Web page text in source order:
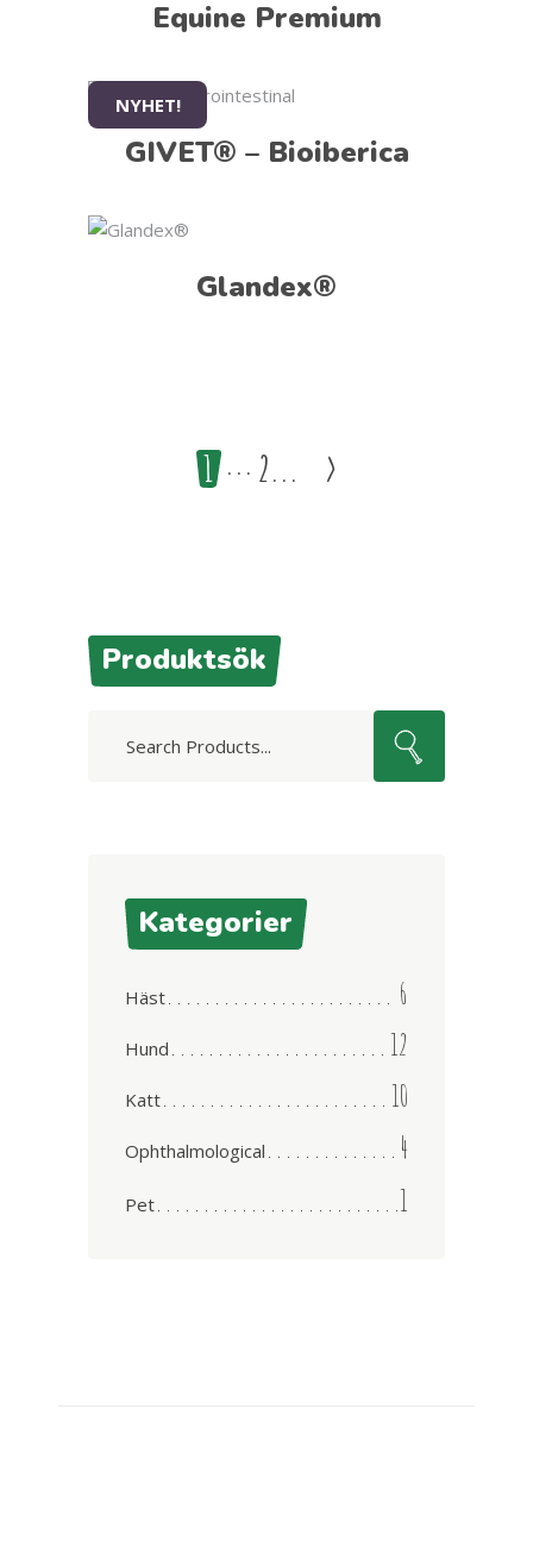
Equine Premium
NYHET!
GIVET® – Bioiberica
Glandex®
1 2 >
Produktsök
Kategorier
Häst 6
Hund 12
Katt 10
Ophthalmological 4
Pet 1